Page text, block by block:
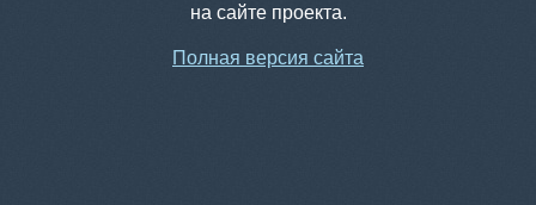
на сайте проекта.
Полная версия сайта